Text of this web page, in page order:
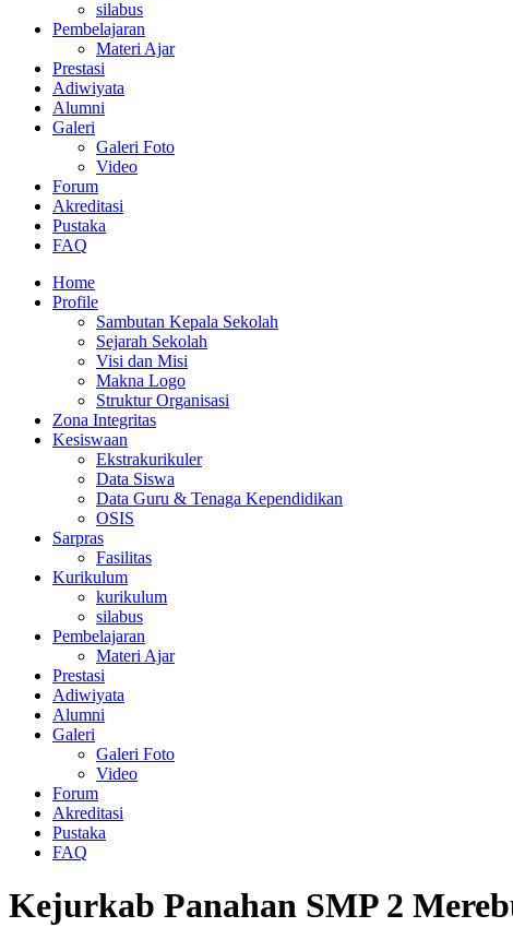
silabus
Pembelajaran
Materi Ajar
Prestasi
Adiwiyata
Alumni
Galeri
Galeri Foto
Video
Forum
Akreditasi
Pustaka
FAQ
Home
Profile
Sambutan Kepala Sekolah
Sejarah Sekolah
Visi dan Misi
Makna Logo
Struktur Organisasi
Zona Integritas
Kesiswaan
Ekstrakurikuler
Data Siswa
Data Guru & Tenaga Kependidikan
OSIS
Sarpras
Fasilitas
Kurikulum
kurikulum
silabus
Pembelajaran
Materi Ajar
Prestasi
Adiwiyata
Alumni
Galeri
Galeri Foto
Video
Forum
Akreditasi
Pustaka
FAQ
Kejurkab Panahan SMP 2